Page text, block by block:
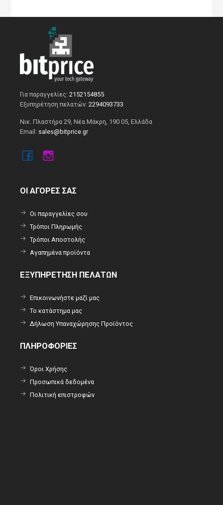
Για παραγγελίες:2152154855
Εξυπηρέτηση πελατών:2294093733
Νικ. Πλαστήρα 29, Νέα Μάκρη, 190 05, Ελλάδα
Email: sales@bitprice.gr
ΟΙ ΑΓΟΡΕΣ ΣΑΣ
Οι παραγγελίες σου
Τρόποι Πληρωμής
Τρόποι Αποστολής
Αγαπημένα προϊόντα
ΕΞΥΠΗΡΕΤΗΣΗ ΠΕΛΑΤΩΝ
Επικοινωνήστε μαζί μας
Το κατάστημα μας
Δήλωση Υπαναχώρησης Προϊόντος
ΠΛΗΡΟΦΟΡΙΕΣ
Όροι Χρήσης
Προσωπικά δεδομένα
Πολιτική επιστροφών